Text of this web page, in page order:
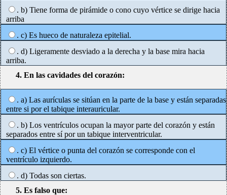
. b) Tiene forma de pirámide o cono cuyo vértice se dirige hacia
arriba
. c) Es hueco de naturaleza epitelial.
. d) Ligeramente desviado a la derecha y la base mira hacia
arriba.
4. En las cavidades del corazón:
. a) Las aurículas se sitúan en la parte de la base y están separadas
entre si por el tabique interauricular.
. b) Los ventrículos ocupan la mayor parte del corazón y están
separados entre sí por un tabique interventricular.
. c) El vértice o punta del corazón se corresponde con el
ventrículo izquierdo.
. d) Todas son ciertas.
5. Es falso que: